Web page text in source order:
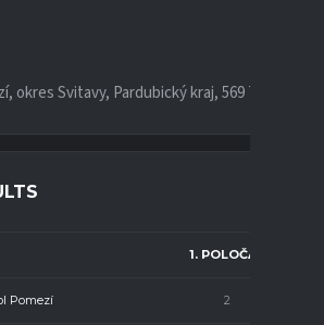
okres Svitavy, Pardubický kraj, 569 71, Česko
1. POLOČAS
Pomezí 2